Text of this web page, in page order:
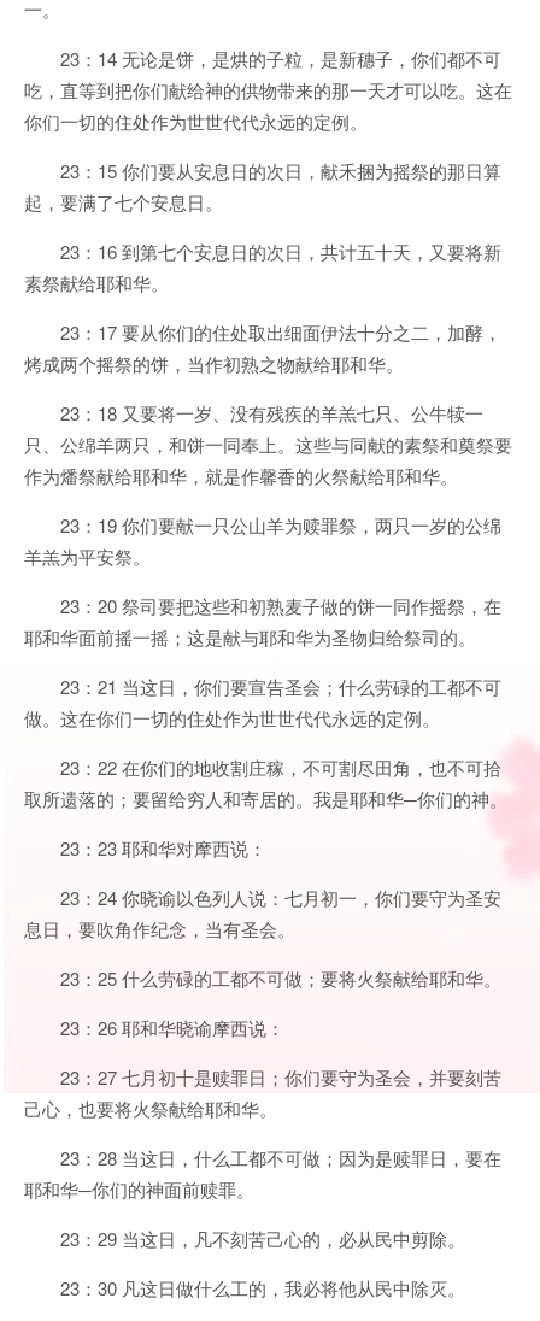
一。
23：14 无论是饼，是烘的子粒，是新穗子，你们都不可
吃，直等到把你们献给神的供物带来的那一天才可以吃。这在
你们一切的住处作为世世代代永远的定例。
23：15 你们要从安息日的次日，献禾捆为摇祭的那日算
起，要满了七个安息日。
23：16 到第七个安息日的次日，共计五十天，又要将新
素祭献给耶和华。
23：17 要从你们的住处取出细面伊法十分之二，加酵，
烤成两个摇祭的饼，当作初熟之物献给耶和华。
23：18 又要将一岁、没有残疾的羊羔七只、公牛犊一
只、公绵羊两只，和饼一同奉上。这些与同献的素祭和奠祭要
作为燔祭献给耶和华，就是作馨香的火祭献给耶和华。
23：19 你们要献一只公山羊为赎罪祭，两只一岁的公绵
羊羔为平安祭。
23：20 祭司要把这些和初熟麦子做的饼一同作摇祭，在
耶和华面前摇一摇；这是献与耶和华为圣物归给祭司的。
23：21 当这日，你们要宣告圣会；什么劳碌的工都不可
做。这在你们一切的住处作为世世代代永远的定例。
23：22 在你们的地收割庄稼，不可割尽田角，也不可拾
取所遗落的；要留给穷人和寄居的。我是耶和华─你们的神。
23：23 耶和华对摩西说：
23：24 你晓谕以色列人说：七月初一，你们要守为圣安
息日，要吹角作纪念，当有圣会。
23：25 什么劳碌的工都不可做；要将火祭献给耶和华。
23：26 耶和华晓谕摩西说：
23：27 七月初十是赎罪日；你们要守为圣会，并要刻苦
己心，也要将火祭献给耶和华。
23：28 当这日，什么工都不可做；因为是赎罪日，要在
耶和华─你们的神面前赎罪。
23：29 当这日，凡不刻苦己心的，必从民中剪除。
23：30 凡这日做什么工的，我必将他从民中除灭。